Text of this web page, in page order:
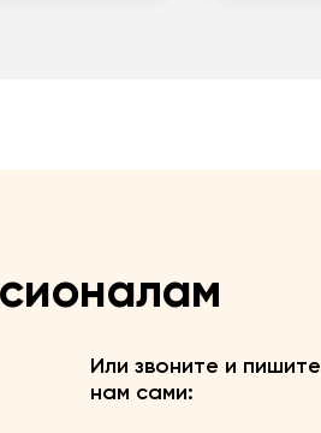
Или звоните и пишите
нам сами: